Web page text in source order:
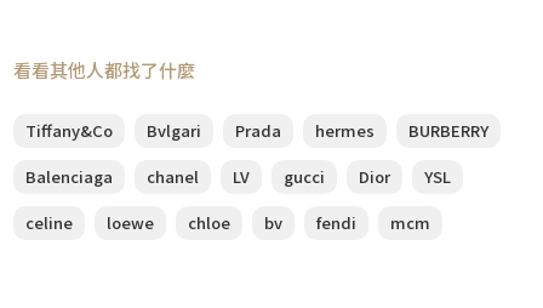
看看其他人都找了什麼
Tiffany&Co Bvlgari Prada hermes
BURBERRY
Balenciaga
chanel LV gucci Dior
YSL
celine
loewe chloe bv fendi mcm